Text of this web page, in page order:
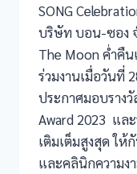
SONG
บริษัท บอน-ซอง
The Moon ค่ำคืน
ร่วมงานเมื่อวันที่
ประกาศมอบราง
Award 2023 แล
เติมเต็มสูงสุด ให้
และคลินิกความง